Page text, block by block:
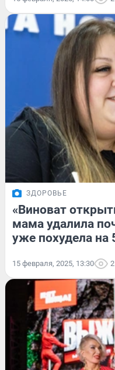
ЗДОРОВЬЕ
«Виноват
мама удалила
уже похудела на
15 февраля, 2025, 13:30